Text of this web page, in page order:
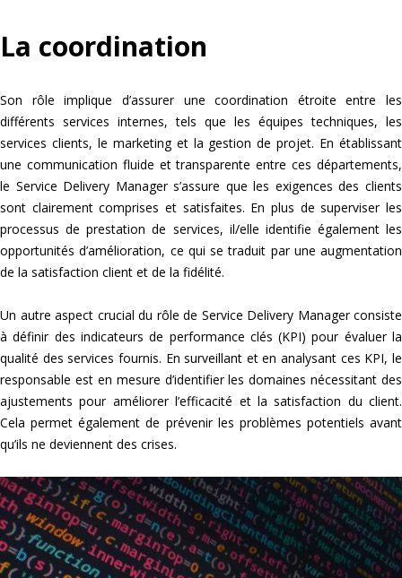
La coordination
Son rôle implique d’assurer une coordination étroite entre les
différents services internes, tels que les équipes techniques, les
services clients, le marketing et la gestion de projet. En établissant
une communication fluide et transparente entre ces départements,
le Service Delivery Manager s’assure que les exigences des clients
sont clairement comprises et satisfaites. En plus de superviser les
processus de prestation de services, il/elle identifie également les
opportunités d’amélioration, ce qui se traduit par une augmentation
de la satisfaction client et de la fidélité.
Un autre aspect crucial du rôle de Service Delivery Manager consiste
à définir des indicateurs de performance clés (KPI) pour évaluer la
qualité des services fournis. En surveillant et en analysant ces KPI, le
responsable est en mesure d’identifier les domaines nécessitant des
ajustements pour améliorer l’efficacité et la satisfaction du client.
Cela permet également de prévenir les problèmes potentiels avant
qu’ils ne deviennent des crises.